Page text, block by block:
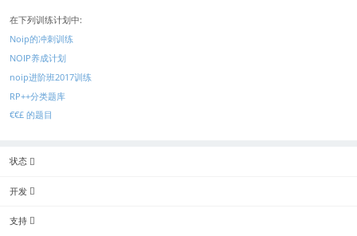
在下列训练计划中:
Noip的冲刺训练
NOIP养成计划
noip进阶班2017训练
RP++分类题库
€€£ 的题目
状态
开发
支持